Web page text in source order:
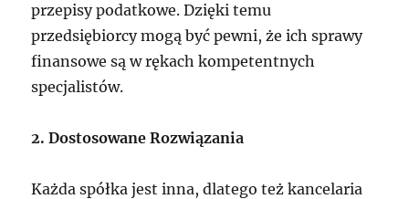
przepisy podatkowe. Dzięki temu
przedsiębiorcy mogą być pewni, że ich sprawy
finansowe są w rękach kompetentnych
specjalistów.
2. Dostosowane Rozwiązania
Każda spółka jest inna, dlatego też kancelaria